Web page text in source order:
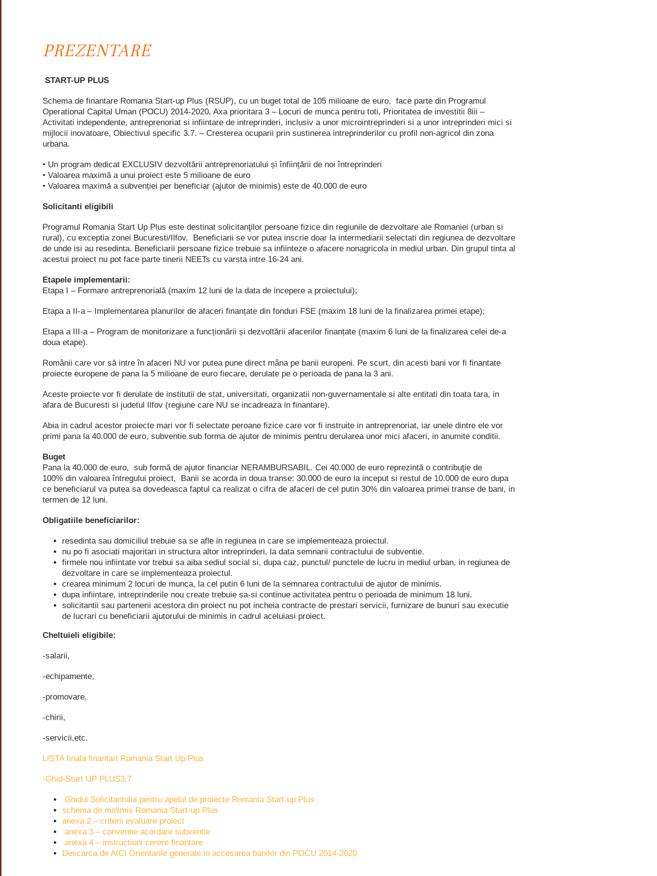
PREZENTARE
START-UP PLUS
Schema de finantare Romania Start-up Plus (RSUP), cu un buget total de 105 milioane de euro, face parte din Programul
Operational Capital Uman (POCU) 2014-2020, Axa prioritara 3 – Locuri de munca pentru toti, Prioritatea de investitii 8iii –
Activitati independente, antreprenoriat si infiintare de intreprinderi, inclusiv a unor microintreprinderi si a unor intreprinderi mici si
mijlocii inovatoare, Obiectivul specific 3.7. – Cresterea ocuparii prin sustinerea intreprinderilor cu profil non-agricol din zona
urbana.
• Un program dedicat EXCLUSIV dezvoltării antreprenoriatului și înființării de noi întreprinderi
• Valoarea maximă a unui proiect este 5 milioane de euro
• Valoarea maximă a subvenției per beneficiar (ajutor de minimis) este de 40.000 de euro
Solicitanti eligibili
Programul Romania Start Up Plus este destinat solicitanţilor persoane fizice din regiunile de dezvoltare ale Romaniei (urban si
rural), cu exceptia zonei Bucuresti/Ilfov. Beneficiarii se vor putea inscrie doar la intermediarii selectati din regiunea de dezvoltare
de unde isi au resedinta. Beneficiarii persoane fizice trebuie sa infiinteze o afacere nonagricola in mediul urban. Din grupul tinta al
acestui proiect nu pot face parte tinerii NEETs cu varsta intre 16-24 ani.
Etapele implementarii:
Etapa I – Formare antreprenorială (maxim 12 luni de la data de incepere a proiectului);
Etapa a II-a – Implementarea planurilor de afaceri finanțate din fonduri FSE (maxim 18 luni de la finalizarea primei etape);
Etapa a III-a – Program de monitorizare a funcționării și dezvoltării afacerilor finanțate (maxim 6 luni de la finalizarea celei de-a
doua etape).
Românii care vor să intre în afaceri NU vor putea pune direct mâna pe banii europeni. Pe scurt, din acesti bani vor fi finantate
proiecte europene de pana la 5 milioane de euro fiecare, derulate pe o perioada de pana la 3 ani.
Aceste proiecte vor fi derulate de institutii de stat, universitati, organizatii non-guvernamentale si alte entitati din toata tara, in
afara de Bucuresti si judetul Ilfov (regiune care NU se incadreaza in finantare).
Abia in cadrul acestor proiecte mari vor fi selectate peroane fizice care vor fi instruite in antreprenoriat, iar unele dintre ele vor
primi pana la 40.000 de euro, subventie sub forma de ajutor de minimis pentru derularea unor mici afaceri, in anumite conditii.
Buget
Pana la 40.000 de euro, sub formă de ajutor financiar NERAMBURSABIL. Cei 40.000 de euro reprezintă o contribuţie de
100% din valoarea întregului proiect, Banii se acorda in doua transe: 30.000 de euro la inceput si restul de 10.000 de euro dupa
ce beneficiarul va putea sa dovedeasca faptul ca realizat o cifra de afaceri de cel putin 30% din valoarea primei transe de bani, in
termen de 12 luni.
Obligatiile beneficiarilor:
resedinta sau domiciliul trebuie sa se afle in regiunea in care se implementeaza proiectul.
nu po fi asociati majoritari in structura altor intreprinderi, la data semnarii contractului de subventie.
firmele nou infiintate vor trebui sa aiba sediul social si, dupa caz, punctul/ punctele de lucru in mediul urban, in regiunea de
dezvoltare in care se implementeaza proiectul.
crearea minimum 2 locuri de munca, la cel putin 6 luni de la semnarea contractului de ajutor de minimis.
dupa infiintare, intreprinderile nou create trebuie sa-si continue activitatea pentru o perioada de minimum 18 luni.
solicitantii sau partenerii acestora din proiect nu pot incheia contracte de prestari servicii, furnizare de bunuri sau executie
de lucrari cu beneficiarii ajutorului de minimis in cadrul aceluiasi proiect.
Cheltuieli eligibile:
-salarii,
-echipamente,
-promovare,
-chirii,
-servicii,etc.
LISTA finala finantari Romania Start Up Plus
-Ghid-Start UP PLUS3.7
Ghidul Solicitantului pentru apelul de proiecte Romania Start-up Plus
schema de minimis Romania Start-up Plus
anexa 2 – criterii evaluare proiect
anexa 3 – conventie acordare subventie
anexa 4 – instructiuni cerere finantare
Descarca de AICI Orientarile generale in accesarea banilor din POCU 2014-2020